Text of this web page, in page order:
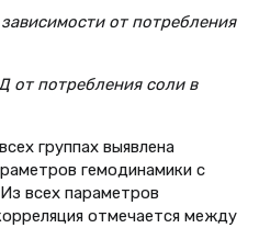
от потребления
от потребления соли в
группах выявлена
гемодинамики с
всех параметров
отмечается между